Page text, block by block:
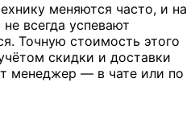
меняются часто, и на
всегда успевают
Точную стоимость этого
скидки и доставки
менеджер — в чате или по